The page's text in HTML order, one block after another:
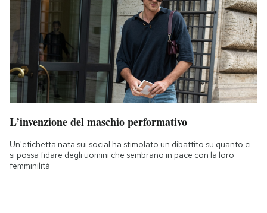
L’invenzione del maschio performativo
Un'etichetta nata sui social ha stimolato un dibattito su quanto ci
si possa fidare degli uomini che sembrano in pace con la loro
femminilità